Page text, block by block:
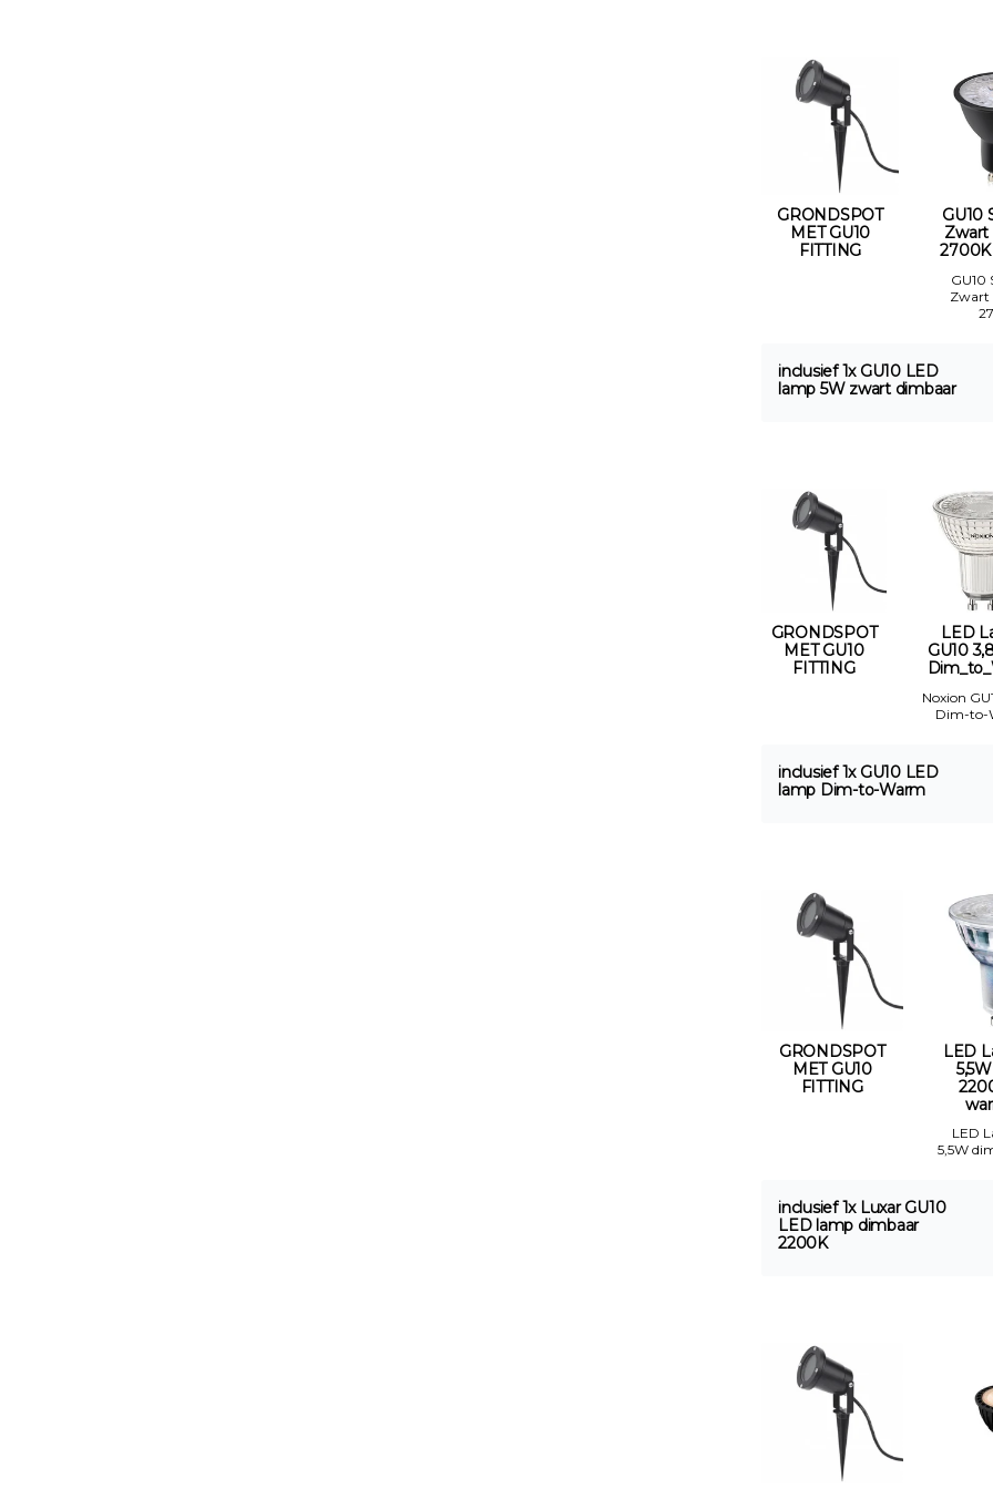
GRONDSPOT
MET GU10
FITTING
GU10
Zwart
GU10
Zwart
inclusief 1x GU10 LED
lamp 5W zwart dimbaar
GRONDSPOT
MET GU10
FITTING
LED
GU10
Noxion
Dim-to-
inclusief 1x GU10 LED
lamp Dim-to-Warm
GRONDSPOT
MET GU10
FITTING
LED
LED
5,5W
inclusief 1x Luxar GU10
LED lamp dimbaar
2200K